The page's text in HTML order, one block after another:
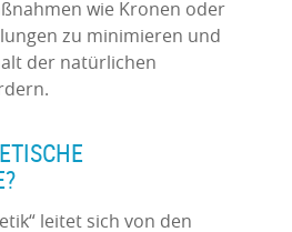
wie Kronen oder
zu minimieren und
der natürlichen
leitet sich von den